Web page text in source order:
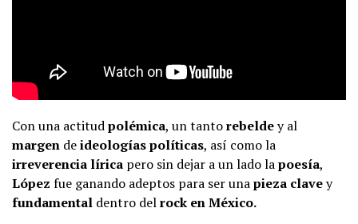
Con una actitudpolémica, un tantorebeldey al
margen deideologías políticas, así como la
irreverencia lírica pero sin dejar a un lado lapoesía,
López fue ganando adeptos para ser unapieza clavey
fundamental dentro delrock en México.